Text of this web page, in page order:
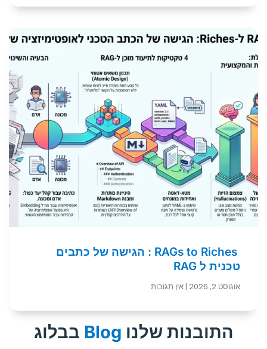
RAGs to Riches : הגישה של כתבים
טכנית ל RAG
אוגוסט 2, 2026 אין תגובות
התובנות שלנוBlogבבלוג